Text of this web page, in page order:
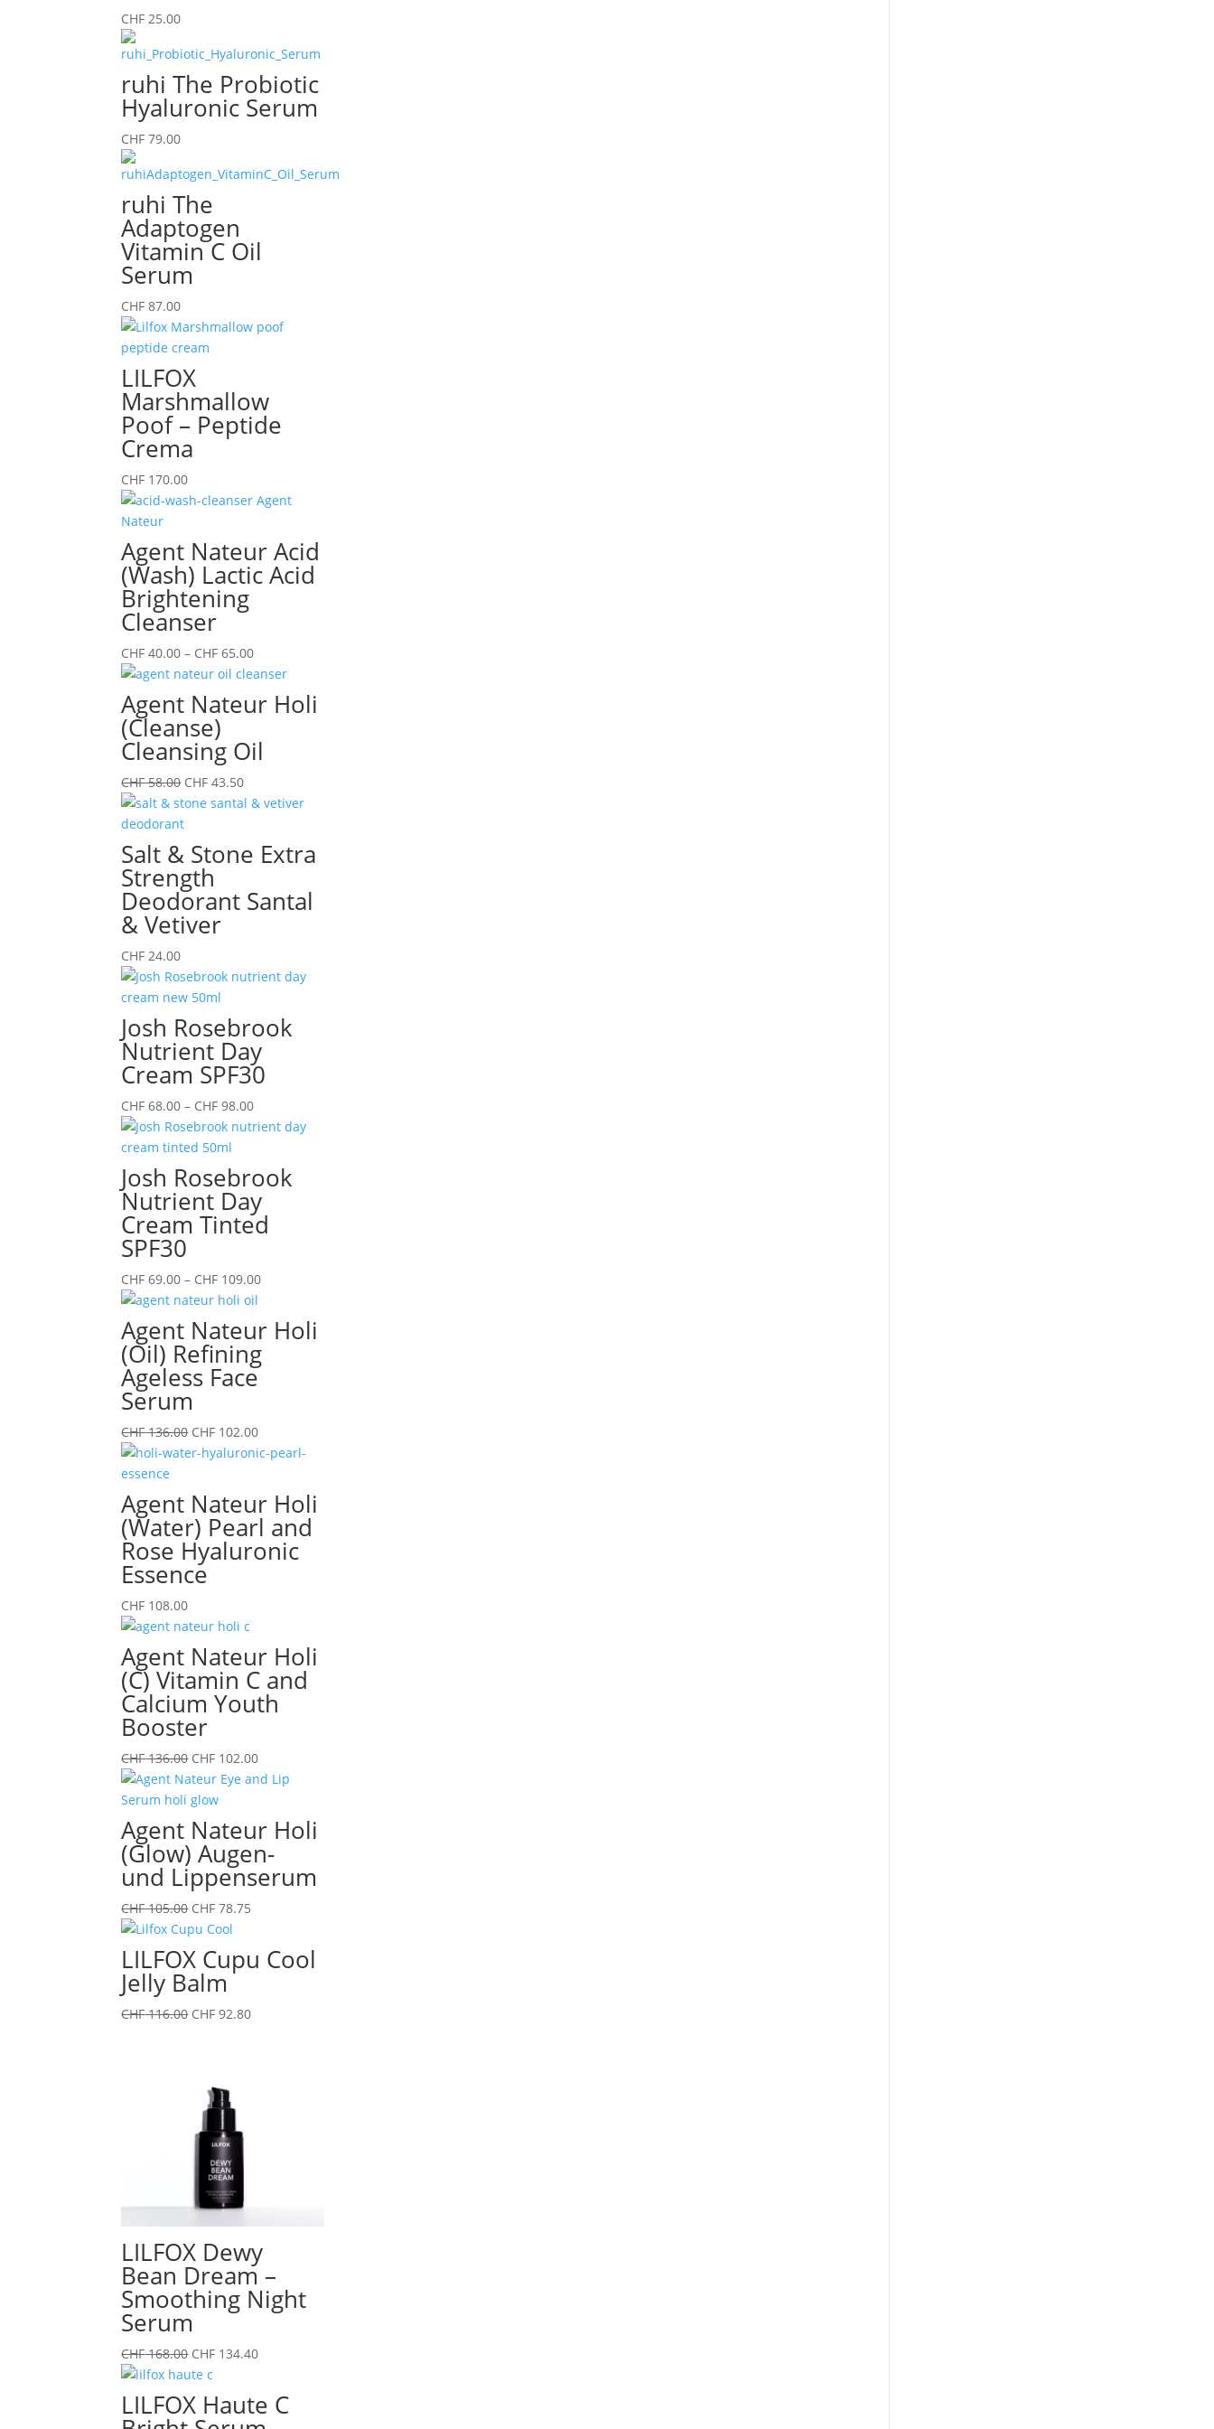
CHF 25.00
ruhi The Probiotic
Hyaluronic Serum
CHF 79.00
ruhi The
Adaptogen
Vitamin C Oil
Serum
CHF 87.00
LILFOX
Marshmallow
Poof – Peptide
Crema
CHF 170.00
Agent Nateur Acid
(Wash) Lactic Acid
Brightening
Cleanser
CHF 40.00 – CHF 65.00Preisspanne:
CHF 40.00
CHF 65.00
Agent Nateur Holi
(Cleanse)
Cleansing Oil
CHF58.00 Ursprünglicher
Preis
war:
CHF 58.00
CHF 43.50Aktueller
Preis
CHF 43.50.
Salt & Stone Extra
Strength
Deodorant Santal
& Vetiver
CHF 24.00
Josh Rosebrook
Nutrient Day
Cream SPF30
CHF 68.00 – CHF 98.00Preisspanne:
CHF 68.00
CHF 98.00
Josh Rosebrook
Nutrient Day
Cream Tinted
SPF30
CHF 69.00 – CHF 109.00Preisspanne:
bis
CHF 109.00
Agent Nateur Holi
(Oil) Refining
Ageless Face
Serum
CHF136.00 Ursprünglicher
Preis
CHF 136.00
CHF 102.00Aktueller
Preis
CHF 102.00.
Agent Nateur Holi
(Water) Pearl and
Rose Hyaluronic
Essence
CHF 108.00
Agent Nateur Holi
(C) Vitamin C and
Calcium Youth
Booster
CHF136.00 Ursprünglicher
Preis
war:
CHF 136.00
CHF 102.00Aktueller
Preis
CHF 102.00.
Agent Nateur Holi
(Glow) Augen-
und Lippenserum
CHF105.00 Ursprünglicher
Preis
war:
CHF 105.00
CHF 78.75
CHF 78.75.
LILFOX Cupu Cool
Jelly Balm
CHF116.00 Ursprünglicher
CHF 92.80Aktueller
LILFOX Dewy
Bean Dream –
Smoothing Night
Serum
CHF168.00 Ursprünglicher
Preis
war:
CHF 168.00
CHF 134.40Aktueller
CHF 134.40.
LILFOX Haute C